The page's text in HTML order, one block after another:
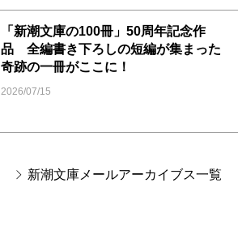
「新潮文庫の100冊」50周年記念作
品 全編書き下ろしの短編が集まった
奇跡の一冊がここに！
2026/07/15
新潮文庫メールアーカイブス一覧